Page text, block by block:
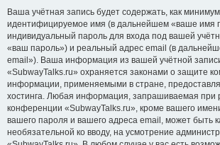
Ваша учётная запись будет содержать, как
идентифицируемое имя (в дальнейшем «ваше имя
индивидуальный пароль для входа под вашей
«ваш пароль») и реальный адрес email (в
email»). Ваша информация из вашей учётной
«SubwayTalks.ru» охраняется законами о защите
информации, применяемыми в стране,
хостинга. Любая информация, запрашиваемая при
конференции «SubwayTalks.ru», кроме вашего
вашего пароля и вашего адреса email, может быть
необязательной ко вводу, на усмотрение